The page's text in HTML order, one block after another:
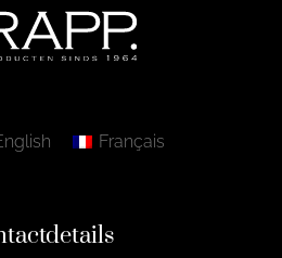
Français